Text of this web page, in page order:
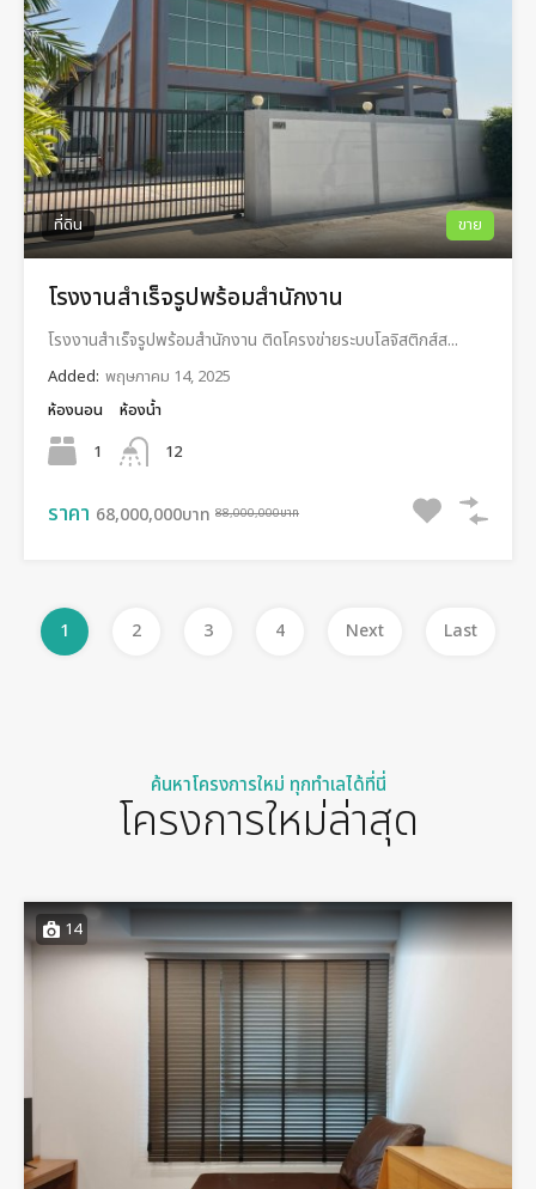
ที่ดิน ขาย
โรงงานสำเร็จรูปพร้อมสำนักงาน
โรงงานสำเร็จรูปพร้อมสำนักงาน ติดโครงข่ายระบบโลจิสติกส์ส...
Added: พฤษภาคม 14, 2025
ห้องนอน
1
ห้องน้ำ
12
ราคา 68,000,000บาท 88,000,000บาท
1 2 3 4 Next Last
ค้นหาโครงการใหม่ ทุกทำเลได้ที่นี่
โครงการใหม่ล่าสุด
14